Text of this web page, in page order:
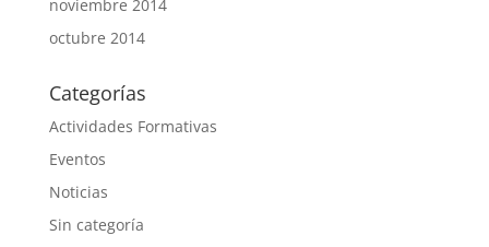
noviembre 2014
octubre 2014
Categorías
Actividades Formativas
Eventos
Noticias
Sin categoría